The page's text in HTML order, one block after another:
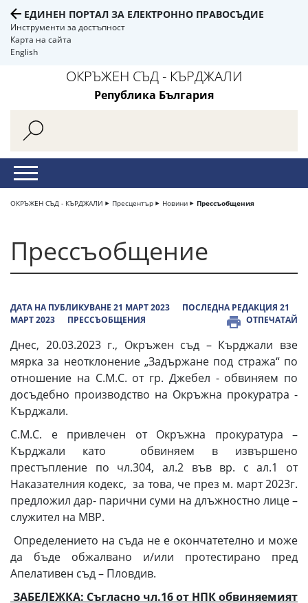
ЕДИНЕН ПОРТАЛ ЗА ЕЛЕКТРОННО ПРАВОСЪДИЕ
Инструменти за достъпност
Карта на сайта
English
ОКРЪЖЕН СЪД - КЪРДЖАЛИ
Република България
ОКРЪЖЕН СЪД - КЪРДЖАЛИ Пресцентър Новини Прессъобщения
Прессъобщение
ДАТА НА ПУБЛИКУВАНЕ 21 МАРТ 2023
ПОСЛЕДНА РЕДАКЦИЯ 21
МАРТ 2023
ПРЕССЪОБЩЕНИЯ ОТПЕЧАТАЙ
Днес, 20.03.2023 г., Окръжен съд – Кърджали взе
мярка за неотклонение „Задържане под стража“ по
отношение на С.М.С. от гр. Джебел - обвиняем по
досъдебно производство на Окръжна прокуратра -
Кърджали.
С.М.С. е привлечен от Окръжна прокуратура –
Кърджали като обвиняем в извършено
престъпление по чл.304, ал.2 във вр. с ал.1 от
Наказателния кодекс, за това, че през м. март 2023г.
предложил дар- парични суми на длъжностно лице –
служител на МВР.
Определението на съда не е окончатетелно и може
да бъде обжалвано и/или протестирано пред
Апелативен съд – Пловдив.
ЗАБЕЛЕЖКА: Съгласно чл.16 от НПК обвиняемият